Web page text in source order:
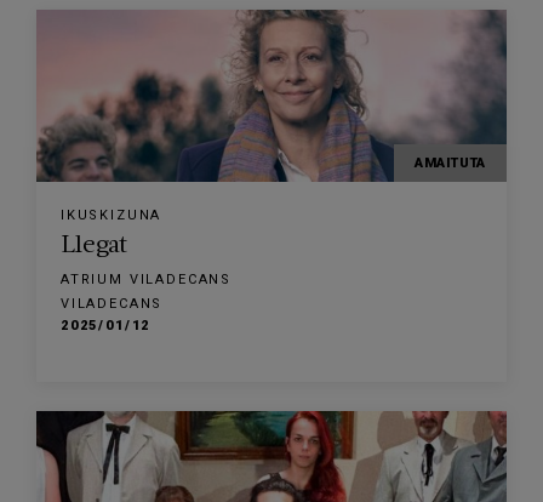
AMAITUTA
IKUSKIZUNA
Llegat
ATRIUM VILADECANS
VILADECANS
2025/01/12